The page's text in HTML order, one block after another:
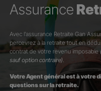
Assurance
Avec l’assurance Retraite Gan
percevrez à la retraite tout en
contrat de votre revenu imposable
sauf option contraire).
Votre Agent général est à votre
questions sur la retraite.